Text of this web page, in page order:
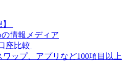
情報メディア
座比較
ップ、アプリなど100項目以上